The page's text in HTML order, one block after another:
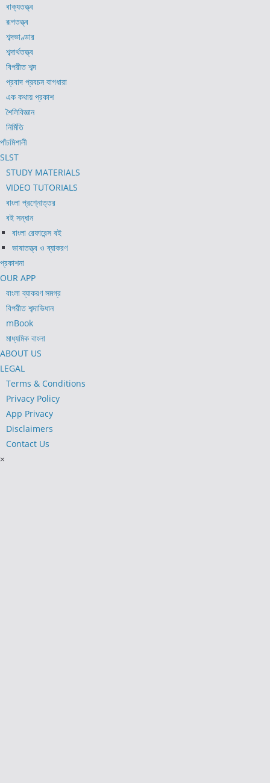
বাক্যতত্ত্ব
রূপতত্ত্ব
শব্দভাণ্ডার
শব্দার্থতত্ত্ব
বিপরীত শব্দ
প্রবাদ প্রবচন বাগধারা
এক কথায় প্রকাশ
শৈলিবিজ্ঞান
নির্মিতি
পাঁচমিশালী
SLST
STUDY MATERIALS
VIDEO TUTORIALS
বাংলা প্রশ্নোত্তর
বই সন্ধান
বাংলা রেফারেন্স বই
ভাষাতত্ত্ব ও ব্যাকরণ
প্রকাশনা
OUR APP
বাংলা ব্যাকরণ সমগ্র
বিপরীত শব্দাভিধান
mBook
মাধ্যমিক বাংলা
ABOUT US
LEGAL
Terms & Conditions
Privacy Policy
App Privacy
Disclaimers
Contact Us
×